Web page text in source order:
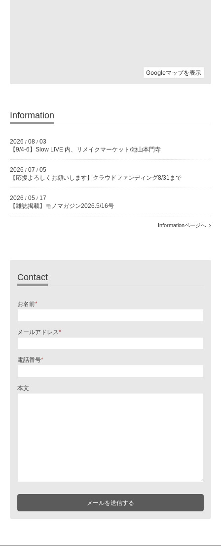
Information
2026 / 08 / 03
【9/4-6】Slow LIVE 内、リメイクマーケット/池山本門寺
2026 / 07 / 05
【応援よろしくお願いします】クラウドファンディング8/31まで
2026 / 05 / 17
【雑誌掲載】モノマガジン2026.5/16号
Informationページへ
Contact
お名前*
メールアドレス*
電話番号*
本文